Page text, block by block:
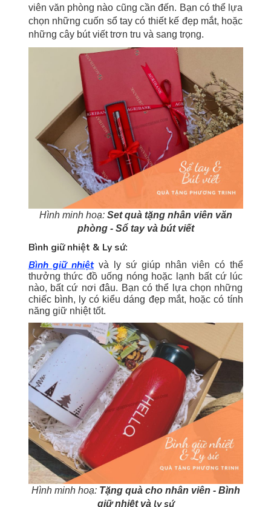
viên văn phòng nào cũng cần đến. Bạn có thể lựa
chọn những cuốn sổ tay có thiết kế đẹp mắt, hoặc
những cây bút viết trơn tru và sang trọng.
Hình minh hoạ: Set quà tặng nhân viên văn
phòng - Sổ tay và bút viết
Bình giữ nhiệt & Ly sứ:
Bình giữ nhiệtvà ly sứ giúp nhân viên có thể
thưởng thức đồ uống nóng hoặc lạnh bất cứ lúc
nào, bất cứ nơi đâu. Bạn có thể lựa chọn những
chiếc bình, ly có kiểu dáng đẹp mắt, hoặc có tính
năng giữ nhiệt tốt.
Hình minh hoạ:Tặng quà cho nhân viên - Bình
giữ nhiệt và ly sứ